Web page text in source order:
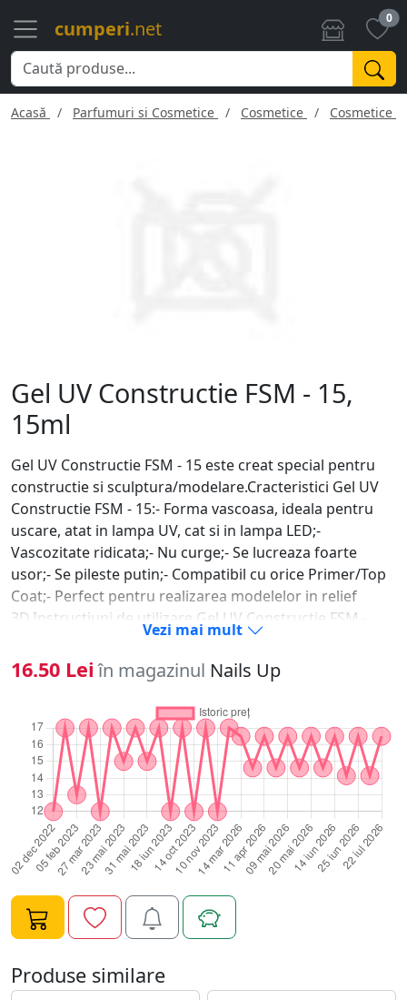
cumperi.net 0
Acasă Parfumuri si Cosmetice Cosmetice Cosmetice
Gel UV Constructie FSM - 15,
15ml
Gel UV Constructie FSM - 15 este creat special pentru
constructie si sculptura/modelare.Cracteristici Gel UV
Constructie FSM - 15:- Forma vascoasa, ideala pentru
uscare, atat in lampa UV, cat si in lampa LED;-
Vascozitate ridicata;- Nu curge;- Se lucreaza foarte
usor;- Se pileste putin;- Compatibil cu orice Primer/Top
Coat;- Perfect pentru realizarea modelelor in relief
3D.Instructiuni de utilizare Gel UV Constructie FSM -
15:1. Se pregateste unghia naturala (degresare,
indepartare cuticula, pilire, matuire);2. Aplicati
tipsul/sablonul daca este cazul;3. Se aplica primer doar
pe unghia naturala;4. Dupa ce primerul s-a uscat, luati
cu o pensula o cantitate mica de Gel UV Constructie
FSM - 15 pe care o aplicati periat pe toata unghia;5.
Polimerizati 120 de secunde la lampa UV sau 60 de
secunde la LED;6. Aplicati apoi o cantitate potrivita de
Gel UV Constructie FSM - 15 in mijlocul unghiei;7. Se
intinde cu atentie pe toata suprafata unghiei, cu miscari
circulare, fara sa lasati gelul sa curga in zona cuticulei;8.
Polimerizati 2 minue UV/60 de secunde LED;9. Degresati
pentru fixare;10. Piliti unghia in forma dorita si, apoi,
periati pe toata suprafata unghiei un ultim strat subtire
de Gel UV Constructie FSM - 15;11. Polimerizati 120 de
secunde LED sau 3 minute UV;12. Degresati cu
cleaner.Specificatii Gel UV Constructie FSM - 15:Tip
Vezi mai mult
16.50 Lei în magazinul Nails Up
Produse similare